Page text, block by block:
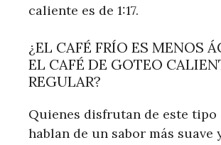
caliente es de 1:17.
¿EL CAFÉ FRÍO ES MENOS
EL CAFÉ DE GOTEO
REGULAR?
Quienes disfrutan de este tipo
hablan de un sabor más suave